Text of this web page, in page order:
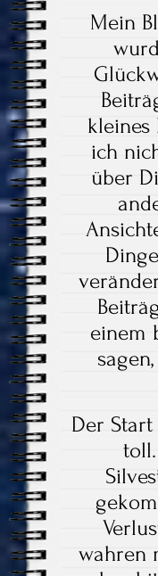
Mein
kleines
ich
über
einem
Der
wahren